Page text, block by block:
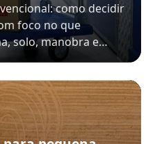
como decidir
foco no que
solo, manobra e…